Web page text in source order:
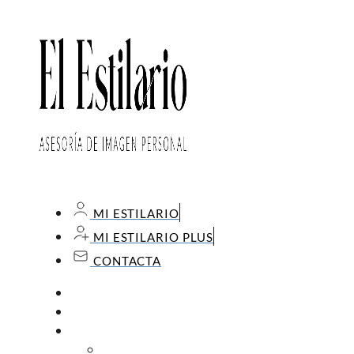
MI ESTILARIO
MI ESTILARIO PLUS
CONTACTA